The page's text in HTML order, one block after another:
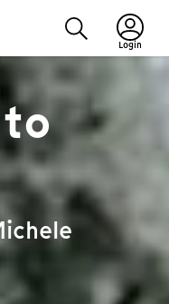
Login